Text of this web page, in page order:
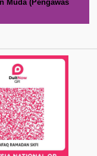
Muda (Pengawas